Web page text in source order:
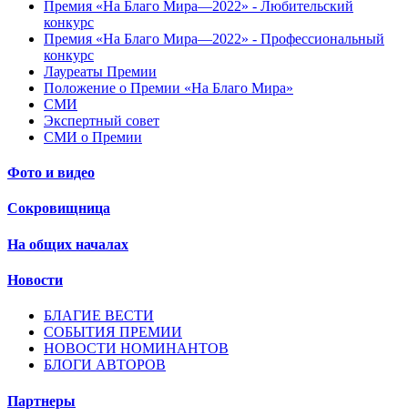
Премия «На Благо Мира—2022» - Любительский
конкурс
Премия «На Благо Мира—2022» - Профессиональный
конкурс
Лауреаты Премии
Положение о Премии «На Благо Мира»
СМИ
Экспертный совет
СМИ о Премии
Фото и видео
Сокровищница
На общих началах
Новости
БЛАГИЕ ВЕСТИ
СОБЫТИЯ ПРЕМИИ
НОВОСТИ НОМИНАНТОВ
БЛОГИ АВТОРОВ
Партнеры